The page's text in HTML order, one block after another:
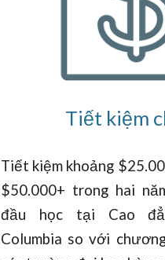
Tiết kiệm
Tiết kiệm khoảng
$50.000+ trong hai
đầu học tại Cao
Columbia so với